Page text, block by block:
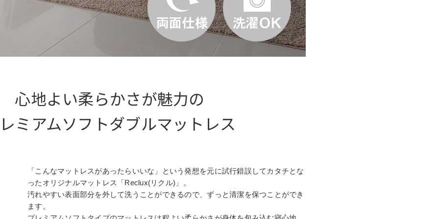
心地よい柔らかさが魅力の
ミアムソフトダブルマットレス
「こんなマットレスがあったらいいな」という発想を元に試行錯誤してカタチとな
ったオリジナルマットレス「Reclux(リクル)」。
汚れやすい表面部分を外して洗うことができるので、ずっと清潔を保つことができ
ます。